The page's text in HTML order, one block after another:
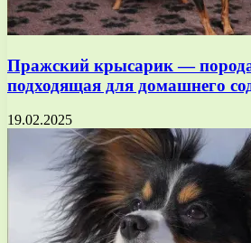
Пражский крысарик — порода
подходящая для домашнего
19.02.2025